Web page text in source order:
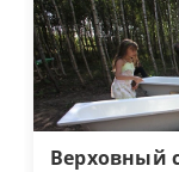
Верховный